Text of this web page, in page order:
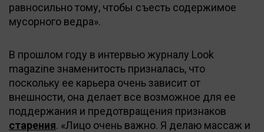
равносильно тому, чтобы съесть содержимое
мусорного ведра».
В прошлом году в интервью журналу Look
magazine знаменитость призналась, что
поскольку ее карьера очень зависит от
внешности, она делает все возможное для ее
поддержания и предотвращения признаков
старения. «Лицо очень важно. Я делаю массаж и